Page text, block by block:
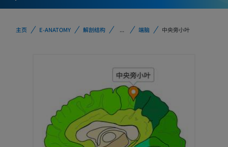
主页 E-ANATOMY 解剖结构 ... 端脑 中央旁小叶